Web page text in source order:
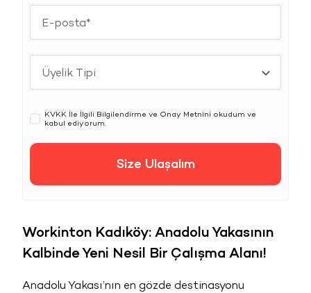
KVKK İle İlgili Bilgilendirme ve Onay Metnini okudum ve
kabul ediyorum.
Size Ulaşalım
Workinton Kadıköy: Anadolu Yakasının
Kalbinde Yeni Nesil Bir Çalışma Alanı!
Anadolu Yakası’nın en gözde destinasyonu